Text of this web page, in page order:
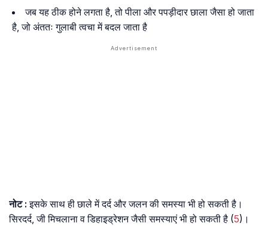
जब यह ठीक होने लगता है, तो पीला और पपड़ीदार छाला जैसा हो जाता
है, जो अंततः गुलाबी त्वचा में बदल जाता है
नोट:इसके साथ ही छाले में दर्द और जलन की समस्या भी हो सकती है।
सिरदर्द, जी मिचलाना व डिहाइड्रेशन जैसी समस्याएं भी हो सकती है (5)।